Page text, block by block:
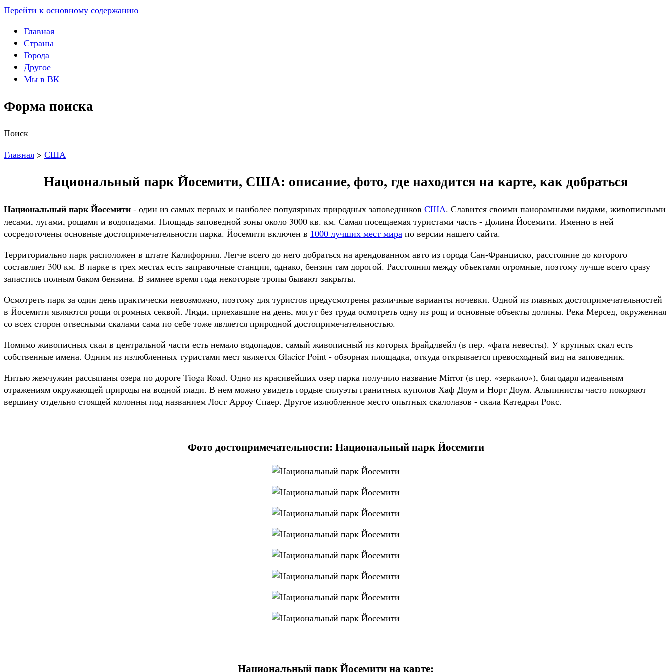
Перейти к основному содержанию
Главная
Страны
Города
Другое
Мы в ВК
Форма поиска
Поиск
Главная > США
Национальный парк Йосемити, США: описание, фото, где находится на карте, как добраться
Национальный парк Йосемити - один из самых первых и наиболее популярных природных заповедников США. Славится своими панорамными видами, живописными
лесами, лугами, рощами и водопадами. Площадь заповедной зоны около 3000 кв. км. Самая посещаемая туристами часть - Долина Йосемити. Именно в ней
сосредоточены основные достопримечательности парка. Йосемити включен в 1000 лучших мест мира по версии нашего сайта.
Территориально парк расположен в штате Калифорния. Легче всего до него добраться на арендованном авто из города Сан-Франциско, расстояние до которого
составляет 300 км. В парке в трех местах есть заправочные станции, однако, бензин там дорогой. Расстояния между объектами огромные, поэтому лучше всего сразу
запастись полным баком бензина. В зимнее время года некоторые тропы бывают закрыты.
Осмотреть парк за один день практически невозможно, поэтому для туристов предусмотрены различные варианты ночевки. Одной из главных достопримечательностей
в Йосемити являются рощи огромных секвой. Люди, приехавшие на день, могут без труда осмотреть одну из рощ и основные объекты долины. Река Мерсед, окруженная
со всех сторон отвесными скалами сама по себе тоже является природной достопримечательностью.
Помимо живописных скал в центральной части есть немало водопадов, самый живописный из которых Брайдлвейл (в пер. «фата невесты). У крупных скал есть
собственные имена. Одним из излюбленных туристами мест является Glacier Point - обзорная площадка, откуда открывается превосходный вид на заповедник.
Нитью жемчужин рассыпаны озера по дороге Tioga Road. Одно из красивейших озер парка получило название Mirror (в пер. «зеркало»), благодаря идеальным
отражениям окружающей природы на водной глади. В нем можно увидеть гордые силуэты гранитных куполов Хаф Доум и Норт Доум. Альпинисты часто покоряют
вершину отдельно стоящей колонны под названием Лост Арроу Спаер. Другое излюбленное место опытных скалолазов - скала Катедрал Рокс.
Фото достопримечательности: Национальный парк Йосемити
Национальный парк Йосемити на карте: